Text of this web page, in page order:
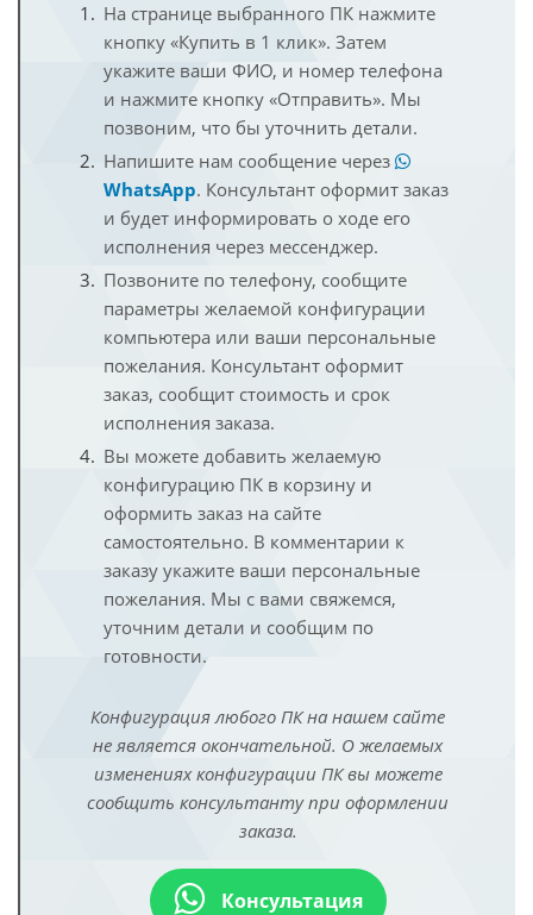
На странице выбранного ПК нажмите
кнопку «Купить в 1 клик». Затем
укажите ваши ФИО, и номер телефона
и нажмите кнопку «Отправить». Мы
позвоним, что бы уточнить детали.
Напишите нам сообщение через
WhatsApp. Консультант оформит заказ
и будет информировать о ходе его
исполнения через мессенджер.
Позвоните по телефону, сообщите
параметры желаемой конфигурации
компьютера или ваши персональные
пожелания. Консультант оформит
заказ, сообщит стоимость и срок
исполнения заказа.
Вы можете добавить желаемую
конфигурацию ПК в корзину и
оформить заказ на сайте
самостоятельно. В комментарии к
заказу укажите ваши персональные
пожелания. Мы с вами свяжемся,
уточним детали и сообщим по
готовности.
Конфигурация любого ПК на нашем сайте
не является окончательной. О желаемых
изменениях конфигурации ПК вы можете
сообщить консультанту при оформлении
заказа.
Консультация